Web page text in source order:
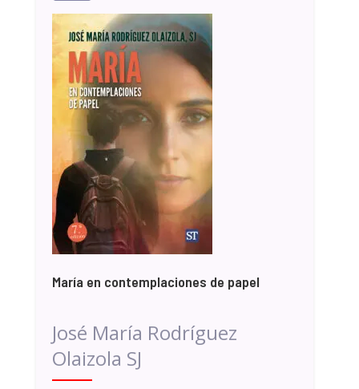
María en contemplaciones de papel
José María Rodríguez
Olaizola SJ